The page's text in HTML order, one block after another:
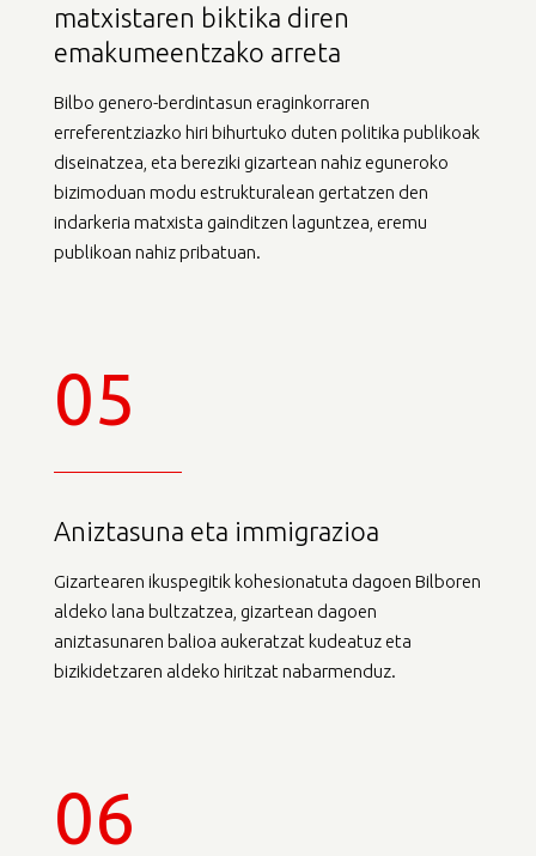
matxistaren biktika diren
emakumeentzako arreta
Bilbo genero-berdintasun eraginkorraren
erreferentziazko hiri bihurtuko duten politika publikoak
diseinatzea, eta bereziki gizartean nahiz eguneroko
bizimoduan modu estrukturalean gertatzen den
indarkeria matxista gainditzen laguntzea, eremu
publikoan nahiz pribatuan.
05
Aniztasuna eta immigrazioa
Gizartearen ikuspegitik kohesionatuta dagoen Bilboren
aldeko lana bultzatzea, gizartean dagoen
aniztasunaren balioa aukeratzat kudeatuz eta
bizikidetzaren aldeko hiritzat nabarmenduz.
06